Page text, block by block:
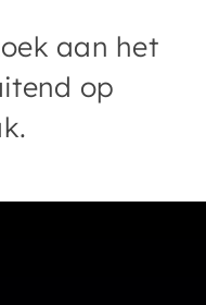
aan het
op